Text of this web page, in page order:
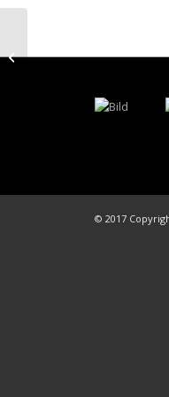
© 2017